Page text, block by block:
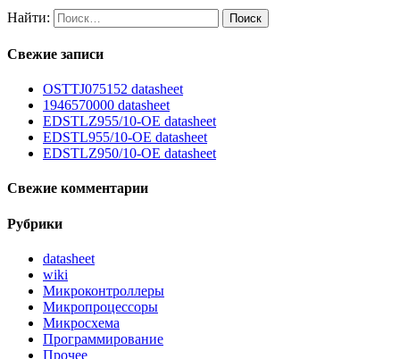
Найти:
Свежие записи
OSTTJ075152 datasheet
1946570000 datasheet
EDSTLZ955/10-OE datasheet
EDSTL955/10-OE datasheet
EDSTLZ950/10-OE datasheet
Свежие комментарии
Рубрики
datasheet
wiki
Микроконтроллеры
Микропроцессоры
Микросхема
Программирование
Прочее